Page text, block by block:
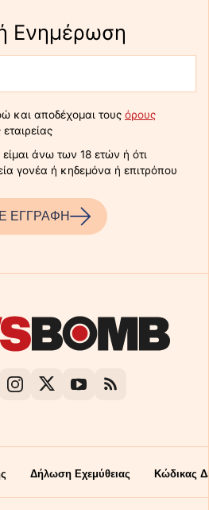
Eνημέρωση
και αποδέχομαι τους όρους
άνω των 18 ετών ή ότι
γονέα ή κηδεμόνα ή επιτρόπου
ΕΓΓΡΑΦΗ
Δήλωση Εχεμύθειας Κώδικας